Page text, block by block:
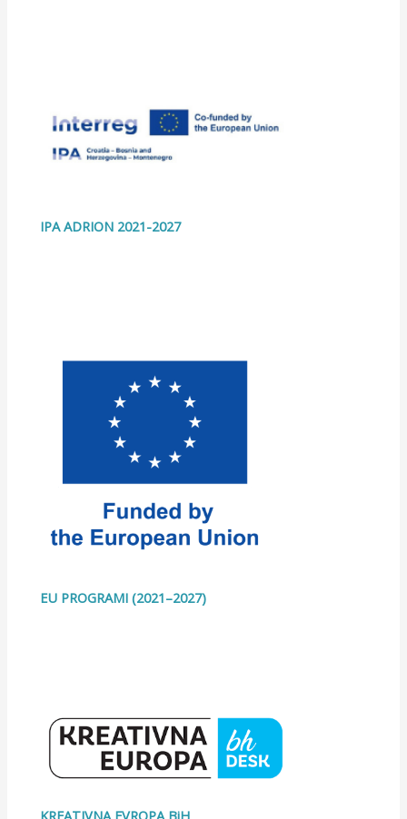
IPA ADRION 2021-2027
EU PROGRAMI (2021–2027)
KREATIVNA EVROPA BiH